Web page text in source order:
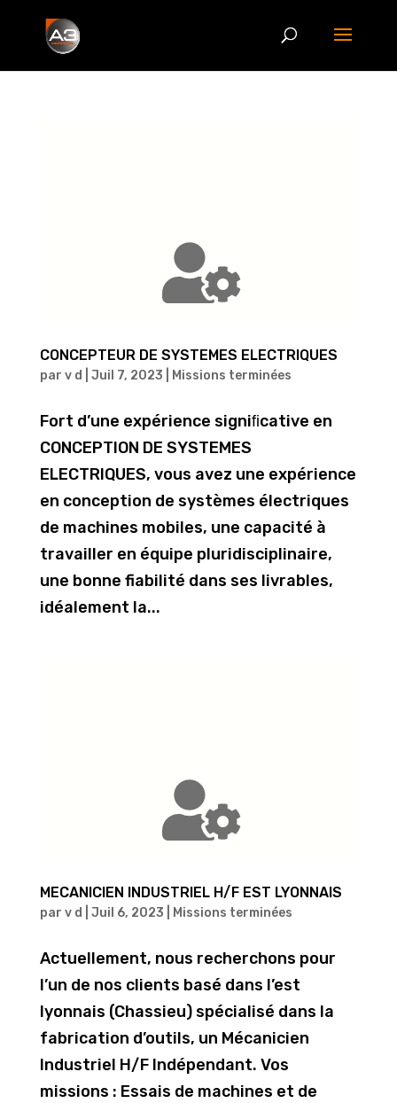
CONCEPTEUR DE SYSTEMES ELECTRIQUES
par v d Juil 7, 2023 Missions terminées
Fort d’une expérience signiﬁcative en
CONCEPTION DE SYSTEMES
ELECTRIQUES, vous avez une expérience
en conception de systèmes électriques
de machines mobiles, une capacité à
travailler en équipe pluridisciplinaire,
une bonne fiabilité dans ses livrables,
idéalement la...
MECANICIEN INDUSTRIEL H/F EST LYONNAIS
par v d Juil 6, 2023 Missions terminées
Actuellement, nous recherchons pour
l’un de nos clients basé dans l’est
lyonnais (Chassieu) spécialisé dans la
fabrication d’outils, un Mécanicien
Industriel H/F Indépendant. Vos
missions : Essais de machines et de